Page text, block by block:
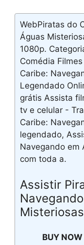
WebPiratas do
Águas
1080p.
Comédia
Caribe:
Legendado
grátis Assista
tv e celular -
Caribe:
legendado,
Navegando em
com toda a.
Assistir
BUY